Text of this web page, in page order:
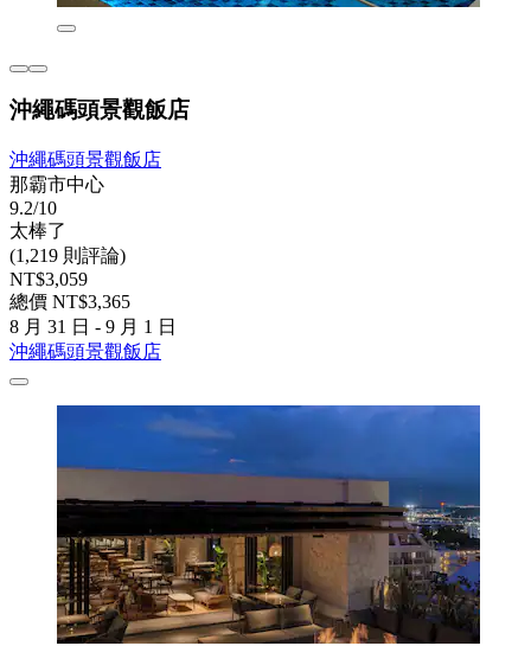
沖繩碼頭景觀飯店
沖繩碼頭景觀飯店
那霸市中心
9.2/10
太棒了
(1,219 則評論)
NT$3,059
總價 NT$3,365
8 月 31 日 - 9 月 1 日
沖繩碼頭景觀飯店